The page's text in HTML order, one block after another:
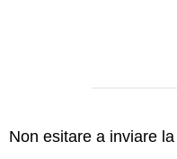
Non esitare a inviare